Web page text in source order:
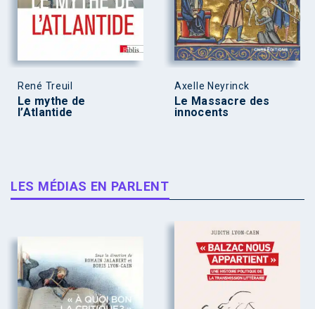
René Treuil
Le mythe de
l’Atlantide
Axelle Neyrinck
Le Massacre des
innocents
LES MÉDIAS EN PARLENT